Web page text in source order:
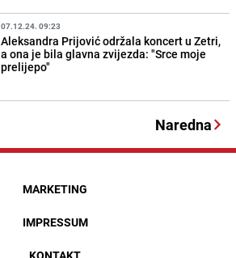
07.12.24. 09:23
Aleksandra Prijović održala koncert u Zetri,
a ona je bila glavna zvijezda: "Srce moje
prelijepo"
Naredna
MARKETING
IMPRESSUM